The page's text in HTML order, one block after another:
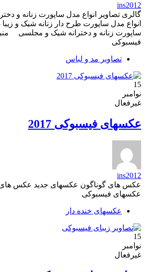
ins2012
گالری تصاویر انواع مدل ساپورت زنانه و
ساپورت زنانه و دخترانه شیک و مجلسی
فیسبوکی
تصاویر مد و لباس
15
نوامبر
غیرفعال
عکسهای فیسبوکی 2017
ins2012
عکس های گوناگون عکسهای جدید عکس های
عکسهای فیسبوکی
عکسهای خنده دار
15
نوامبر
غیرفعال